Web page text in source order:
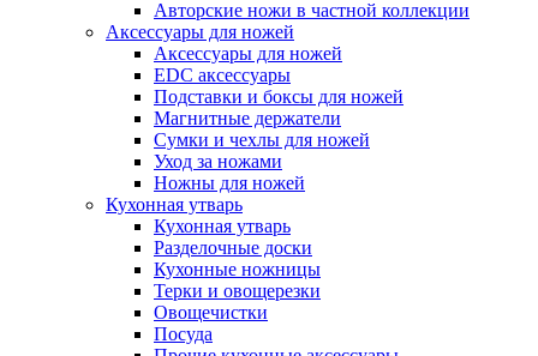
Авторские ножи в частной коллекции
Аксессуары для ножей
Аксессуары для ножей
EDC аксессуары
Подставки и боксы для ножей
Магнитные держатели
Сумки и чехлы для ножей
Уход за ножами
Ножны для ножей
Кухонная утварь
Кухонная утварь
Разделочные доски
Кухонные ножницы
Терки и овощерезки
Овощечистки
Посуда